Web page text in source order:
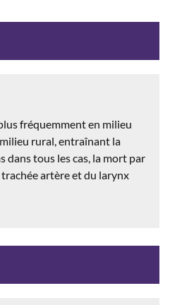
fréquemment en milieu
rural, entraînant la
dans tous les cas, la mort par
artère et du larynx